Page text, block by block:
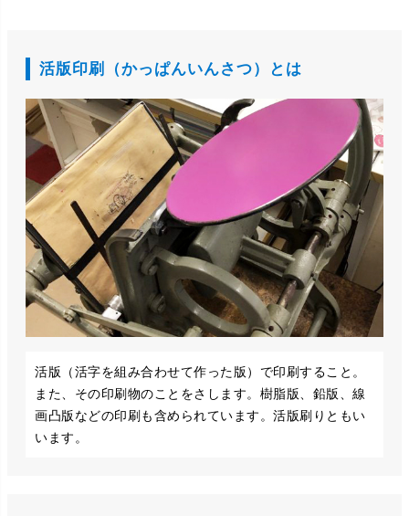
活版印刷（かっぱんいんさつ）とは
活版（活字を組み合わせて作った版）で印刷すること。
また、その印刷物のことをさします。樹脂版、鉛版、線
画凸版などの印刷も含められています。活版刷りともい
います。